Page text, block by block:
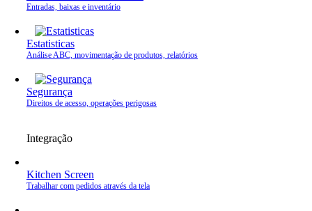
Entradas, baixas e inventário
Estatisticas
Análise ABC, movimentação de produtos, relatórios
Segurança
Direitos de acesso, operações perigosas
Integração
Kitchen Screen
Trabalhar com pedidos através da tela